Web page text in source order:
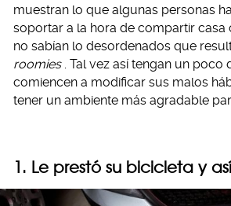
muestran lo que algunas personas
soportar a la hora de compartir casa
no sabían lo desordenados que
roomies . Tal vez así tengan un poco
comiencen a modificar sus malos
tener un ambiente más agradable
1. Le prestó su bicicleta y